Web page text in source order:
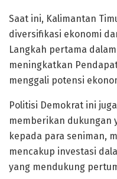
Saat ini, Kalimantan
diversifikasi ekonomi
Langkah pertama
meningkatkan
menggali potensi
Politisi Demokrat ini
memberikan dukungan
kepada para seniman,
mencakup investasi
yang mendukung